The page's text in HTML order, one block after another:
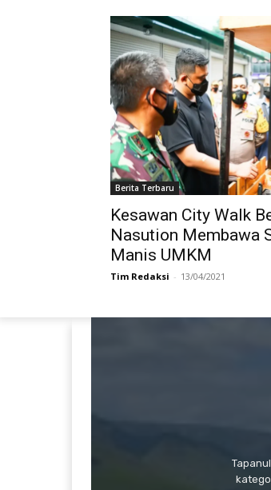
Berita Terbaru
Kesawan City Walk
Nasution Membawa
Manis UMKM
Tim Redaksi - 13/04/2021